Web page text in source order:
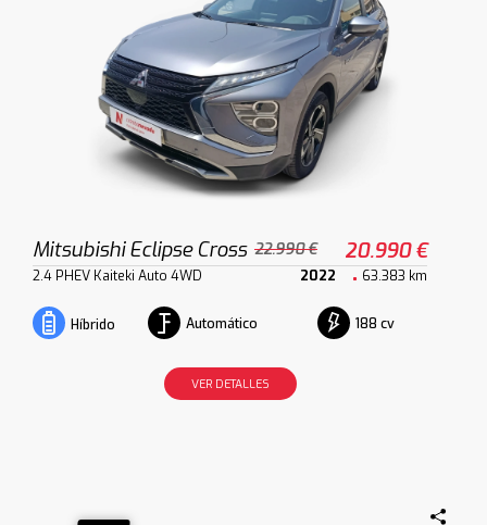
Mitsubishi Eclipse Cross 22.990 € 20.990 €
2.4 PHEV Kaiteki Auto 4WD 2022 63.383 km
Híbrido Automático 188 cv
VER DETALLES